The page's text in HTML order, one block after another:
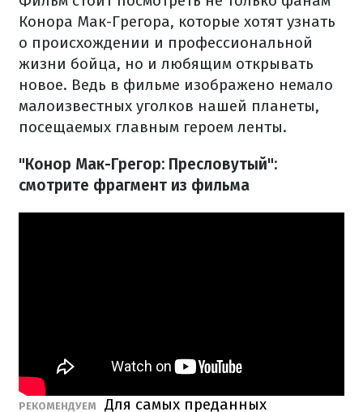
Конора Мак-Грегора, которые хотят узнать
о происхождении и профессиональной
жизни бойца, но и любящим открывать
новое. Ведь в фильме изображено немало
малоизвестных уголков нашей планеты,
посещаемых главным героем ленты.
"Конор Мак-Грегор: Пресловутый":
смотрите фрагмент из фильма
РЕКОМЕНДУЕМ
Для самых преданных